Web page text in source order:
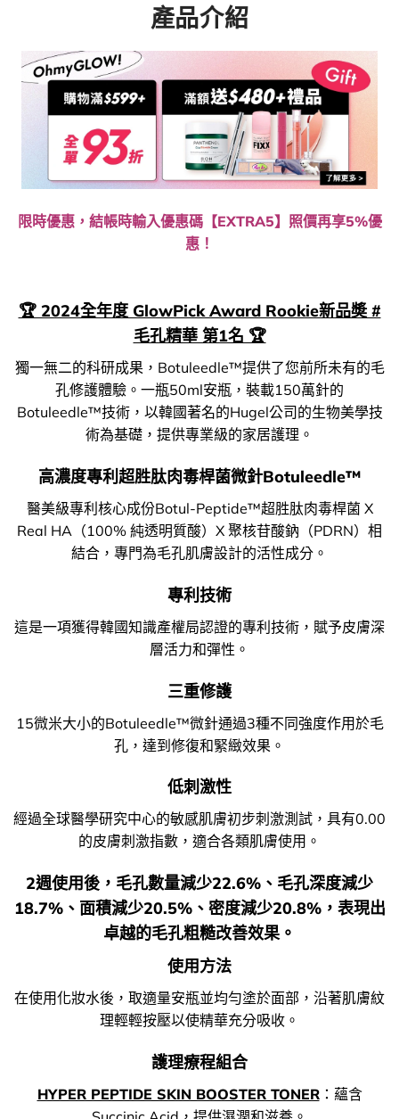
產品介紹
限時優惠，結帳時輸入優惠碼【EXTRA5】照價再享5%優
惠！
🏆 2024全年度 GlowPick Award Rookie新品奬 #
毛孔精華 第1名 🏆
獨一無二的科研成果，Botuleedle™提供了您前所未有的毛
孔修護體驗。一瓶50ml安瓶，裝載150萬針的
Botuleedle™技術，以韓國著名的Hugel公司的生物美學技
術為基礎，提供專業級的家居護理。
高濃度專利超胜肽肉毒桿菌微針Botuleedle™
醫美級專利核心成份Botul-Peptide™超胜肽肉毒桿菌 X
Real HA（100% 純透明質酸）X 聚核苷酸鈉（PDRN）相
結合，專門為毛孔肌膚設計的活性成分。
專利技術
這是一項獲得韓國知識產權局認證的專利技術，賦予皮膚深
層活力和彈性。
三重修護
15微米大小的Botuleedle™微針通過3種不同強度作用於毛
孔，達到修復和緊緻效果。
低刺激性
經過全球醫學研究中心的敏感肌膚初步刺激測試，具有0.00
的皮膚刺激指數，適合各類肌膚使用。
2週使用後，毛孔數量減少22.6%、毛孔深度減少
18.7%、面積減少20.5%、密度減少20.8%，表現出
卓越的毛孔粗糙改善效果。
使用方法
在使用化妝水後，取適量安瓶並均勻塗於面部，沿著肌膚紋
理輕輕按壓以使精華充分吸收。
護理療程組合
HYPER PEPTIDE SKIN BOOSTER TONER：蘊含